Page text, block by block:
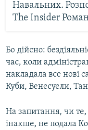
Навальних.
The Insider
Бо дійсно:
час, коли
накладала все нові
Куби, Венесуели,
На запитання, чи те,
інакше, не подала